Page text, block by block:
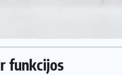
funkcijos